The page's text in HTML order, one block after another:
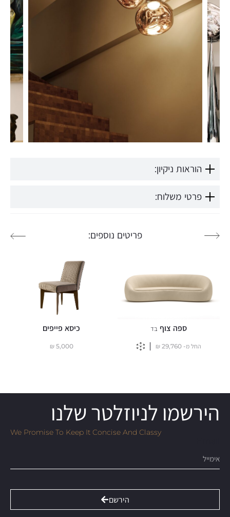
הוראות ניקיון:
פרטי משלוח:
פריטים נוספים:
ספה צוף בד
החל מ-29,760
₪
כיסא פייפים
5,000
₪
הירשמו לניוזלטר שלנו
We Promise To Keep It Concise And Classy
הירשם